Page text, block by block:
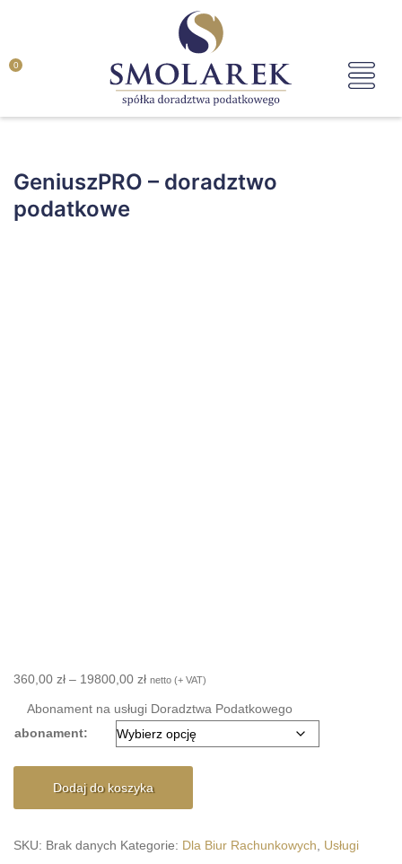
0
GeniuszPRO – doradztwo
podatkowe
360,00 zł – 19800,00 złZakres
od
360,00 zł
do
19800,00 zł
netto (+ VAT)
Abonament na usługi Doradztwa Podatkowego
abonament:
GeniuszPRO
doradztwo
Dodaj do koszyka
SKU: Brak danych Kategorie: Dla Biur Rachunkowych, Usługi